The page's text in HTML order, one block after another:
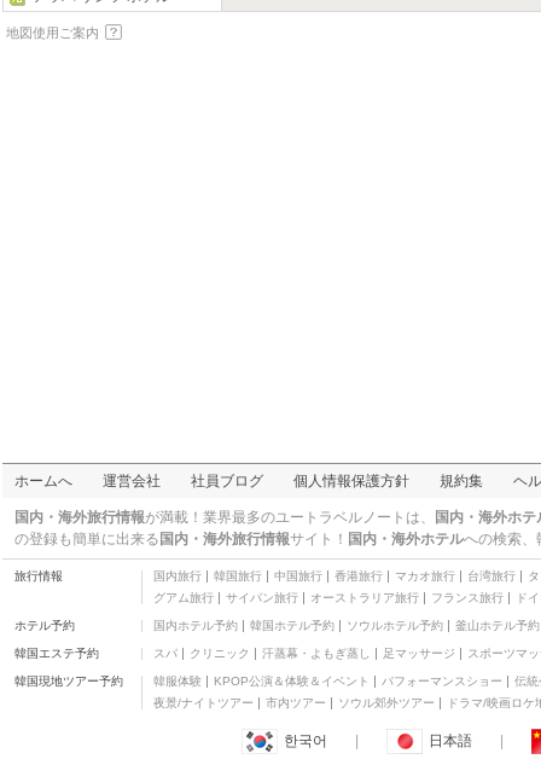
ＮＨ ラリー
ホテル フーザ イリャ
四つ星
NH レス コルツ
四つ星
アパートホテル アテネ
ア
四つ星
地図使用ご案内
ホームへ 運営会社 社員ブログ 個人情報保護方針 規約集 ヘ
国内・海外旅行情報が満載！業界最多のユートラベルノートは、
国内・海外ホ
の登録も簡単に出来る 国内・海外旅行情報サイト！ 国内・海外ホテルへの検索、
旅行情報 国内旅行 韓国旅行 中国旅行 香港旅行 マカオ旅行 台湾旅行
グアム旅行
サイパン旅行 オーストラリア旅行 フランス旅行 ド
ホテル予約 国内ホテル予約 韓国ホテル予約 ソウルホテル予約 釜山ホテル予約
韓国エステ予約 スパ クリニック 汗蒸幕・よもぎ蒸し 足マッサージ スポーツマ
韓国現地ツアー予約 韓服体験 KPOP公演＆体験＆イベント パフォーマンスショー
伝統
夜景/ナイトツアー
市内ツアー ソウル郊外ツアー ドラマ/映画ロケ
한국어 日本語